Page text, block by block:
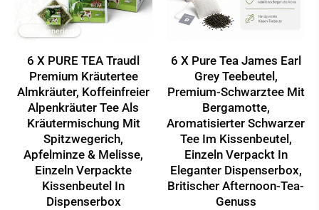
✦ KI-generiert
6 X PURE TEA Traudl
Premium Kräutertee
Almkräuter, Koffeinfreier
Alpenkräuter Tee Als
Kräutermischung Mit
Spitzwegerich,
Apfelminze & Melisse,
Einzeln Verpackte
Kissenbeutel In
Dispenserbox
6 X Pure Tea James Earl
Grey Teebeutel,
Premium-Schwarztee Mit
Bergamotte,
Aromatisierter Schwarzer
Tee Im Kissenbeutel,
Einzeln Verpackt In
Eleganter Dispenserbox,
Britischer Afternoon-Tea-
Genuss